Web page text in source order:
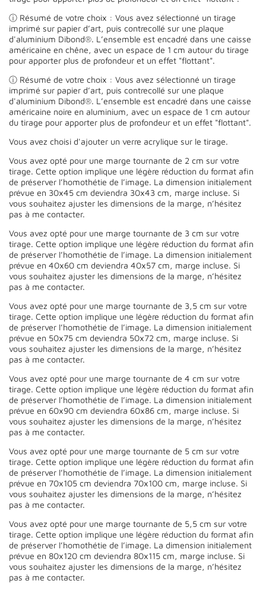
ⓘ Résumé de votre choix : Vous avez sélectionné un tirage
imprimé sur papier d’art, puis contrecollé sur une plaque
d'aluminium Dibond®. L’ensemble est encadré dans une caisse
américaine en chêne, avec un espace de 1 cm autour du tirage
pour apporter plus de profondeur et un effet "flottant".
ⓘ Résumé de votre choix : Vous avez sélectionné un tirage
imprimé sur papier d’art, puis contrecollé sur une plaque
d'aluminium Dibond®. L’ensemble est encadré dans une caisse
américaine noire en aluminium, avec un espace de 1 cm autour
du tirage pour apporter plus de profondeur et un effet "flottant".
Vous avez choisi d'ajouter un verre acrylique sur le tirage.
Vous avez opté pour une marge tournante de 2 cm sur votre
tirage. Cette option implique une légère réduction du format afin
de préserver l’homothétie de l’image. La dimension initialement
prévue en 30x45 cm deviendra 30x43 cm, marge incluse. Si
vous souhaitez ajuster les dimensions de la marge, n’hésitez
pas à me contacter.
Vous avez opté pour une marge tournante de 3 cm sur votre
tirage. Cette option implique une légère réduction du format afin
de préserver l’homothétie de l’image. La dimension initialement
prévue en 40x60 cm deviendra 40x57 cm, marge incluse. Si
vous souhaitez ajuster les dimensions de la marge, n’hésitez
pas à me contacter.
Vous avez opté pour une marge tournante de 3,5 cm sur votre
tirage. Cette option implique une légère réduction du format afin
de préserver l’homothétie de l’image. La dimension initialement
prévue en 50x75 cm deviendra 50x72 cm, marge incluse. Si
vous souhaitez ajuster les dimensions de la marge, n’hésitez
pas à me contacter.
Vous avez opté pour une marge tournante de 4 cm sur votre
tirage. Cette option implique une légère réduction du format afin
de préserver l’homothétie de l’image. La dimension initialement
prévue en 60x90 cm deviendra 60x86 cm, marge incluse. Si
vous souhaitez ajuster les dimensions de la marge, n’hésitez
pas à me contacter.
Vous avez opté pour une marge tournante de 5 cm sur votre
tirage. Cette option implique une légère réduction du format afin
de préserver l’homothétie de l’image. La dimension initialement
prévue en 70x105 cm deviendra 70x100 cm, marge incluse. Si
vous souhaitez ajuster les dimensions de la marge, n’hésitez
pas à me contacter.
Vous avez opté pour une marge tournante de 5,5 cm sur votre
tirage. Cette option implique une légère réduction du format afin
de préserver l’homothétie de l’image. La dimension initialement
prévue en 80x120 cm deviendra 80x115 cm, marge incluse. Si
vous souhaitez ajuster les dimensions de la marge, n’hésitez
pas à me contacter.